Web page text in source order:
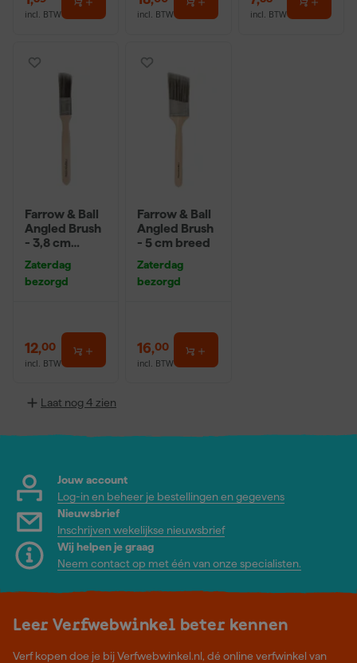
incl. BTW incl. BTW incl. BTW
Farrow & Ball
Angled Brush
- 3,8 cm
Zaterdag
bezorgd
12,00
incl. BTW
Farrow & Ball
Angled Brush
- 5 cm breed
Zaterdag
bezorgd
16,00
incl. BTW
Laat nog 4 zien
Jouw account
Log-in en beheer je bestellingen en gegevens
Nieuwsbrief
Inschrijven wekelijkse nieuwsbrief
Wij helpen je graag
Neem contact op met één van onze specialisten.
Leer Verfwebwinkel beter kennen
Verf kopen doe je bij Verfwebwinkel.nl, dé online verfwinkel van